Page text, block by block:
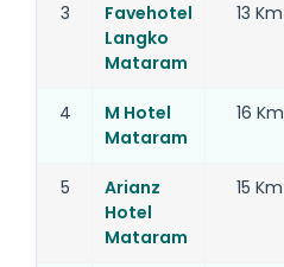
3
Favehotel
Langko
Mataram
13 Km
4
M Hotel
Mataram
16 Km
5
Arianz
Hotel
Mataram
15 Km